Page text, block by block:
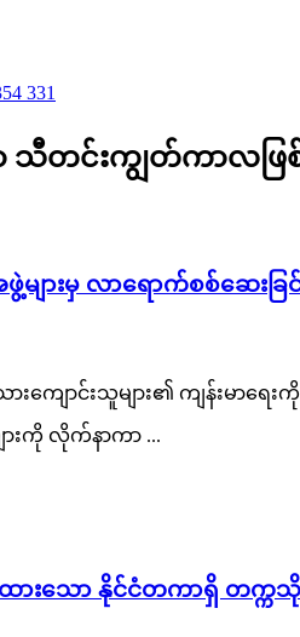
331
သီတင်းကျွတ်ကာလဖြစ်
ျားမှ လာရောက်စစ်ဆေးခြင်
သားကျောင်းသူများ၏ ကျန်းမာ
ားကို လိုက်နာကာ ...
ားသော နိုင်ငံတကာရှိ တက္ကသို